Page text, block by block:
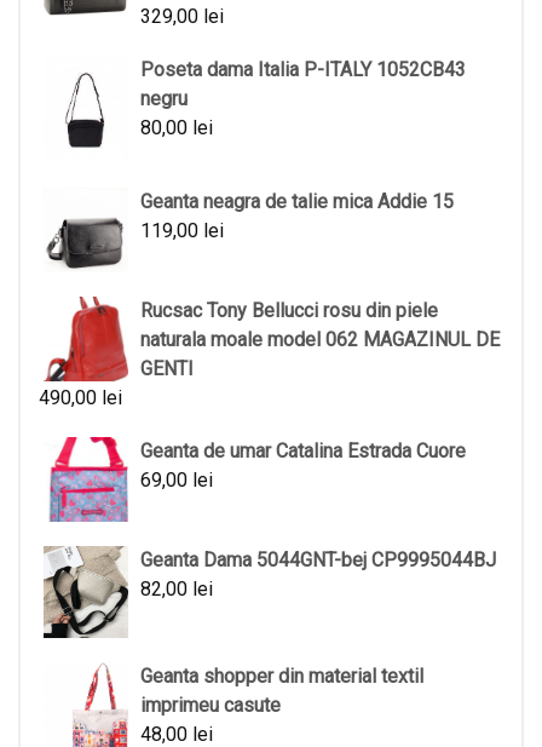
329,00 lei
Poseta dama Italia P-ITALY 1052CB43
negru
80,00 lei
Geanta neagra de talie mica Addie 15
119,00 lei
Rucsac Tony Bellucci rosu din piele
naturala moale model 062 MAGAZINUL DE
GENTI
490,00 lei
Geanta de umar Catalina Estrada Cuore
69,00 lei
Geanta Dama 5044GNT-bej CP9995044BJ
82,00 lei
Geanta shopper din material textil
imprimeu casute
48,00 lei